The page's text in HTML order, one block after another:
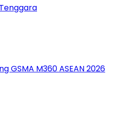
GSMA M360 ASEAN 2026